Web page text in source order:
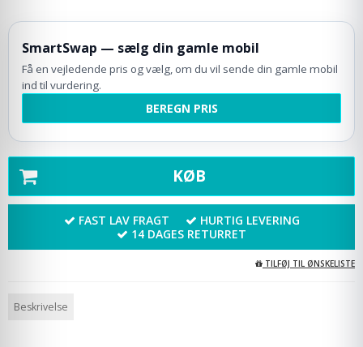
SmartSwap — sælg din gamle mobil
Få en vejledende pris og vælg, om du vil sende din gamle mobil
ind til vurdering.
BEREGN PRIS
KØB
FAST LAV FRAGT
HURTIG LEVERING
14 DAGES RETURRET
TILFØJ TIL ØNSKELISTE
Beskrivelse